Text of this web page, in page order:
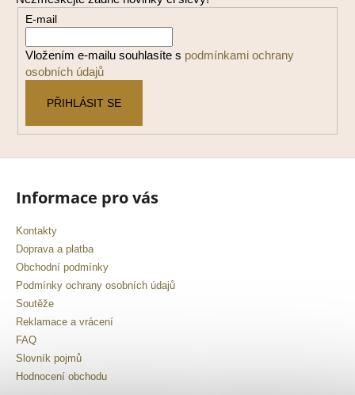
E-mail
Vložením e-mailu souhlasíte s podmínkami ochrany
osobních údajů
PŘIHLÁSIT SE
Informace pro vás
Kontakty
Doprava a platba
Obchodní podmínky
Podmínky ochrany osobních údajů
Soutěže
Reklamace a vrácení
FAQ
Slovník pojmů
Hodnocení obchodu